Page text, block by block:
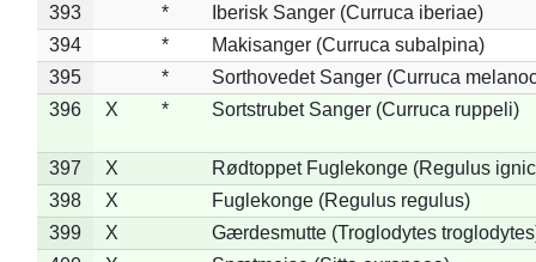
393
*
Iberisk Sanger (Curruca iberiae)
394
*
Makisanger (Curruca subalpina)
395
*
Sorthovedet Sanger (Curruca
396
X * Sortstrubet Sanger (Curruca ruppeli)
397 X
Rødtoppet Fuglekonge (Regulus
398
X
Fuglekonge (Regulus regulus)
399
X
Gærdesmutte (Troglodytes